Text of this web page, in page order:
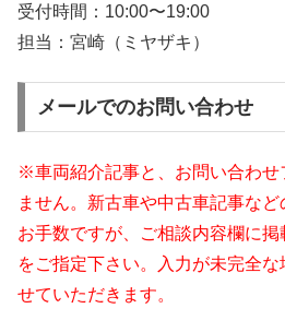
受付時間： 10:00〜19:00
担当：宮崎（ミヤザキ）
メールでのお問い合わせ
※車両紹介記事と、お問い合わせ
ません。新古車や中古車記事な
お手数ですが、ご相談内容欄に
をご指定下さい。入力が未完全
せていただきます。